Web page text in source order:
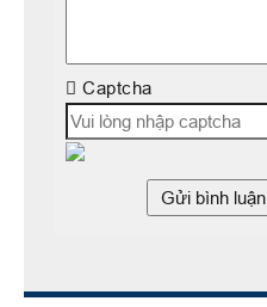
Captcha
Gửi bình luận